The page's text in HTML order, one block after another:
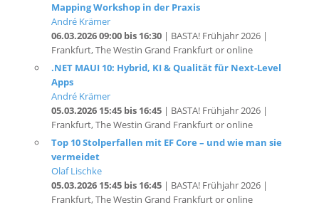
06.03.2026 09:00 bis 16:30| BASTA! Frühjahr 2026 |
Frankfurt, The Westin Grand Frankfurt or online
.NET MAUI 10: Hybrid, KI & Qualität für Next-Level
Apps
André Krämer
05.03.2026 15:45 bis 16:45
Frankfurt, The Westin Grand Frankfurt or online
Top 10 Stolperfallen mit EF Core – und wie man sie
vermeidet
Olaf Lischke
05.03.2026 15:45 bis 16:45
Frankfurt, The Westin Grand Frankfurt or online
Von WPF zum Cross-Plattform-UI-Framework Avalonia
Roland König